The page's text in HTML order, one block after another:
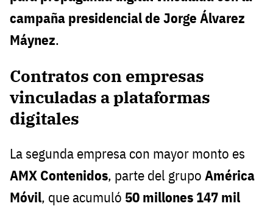
campaña presidencial de Jorge Álvarez
Máynez.
Contratos con empresas
vinculadas a plataformas
digitales
La segunda empresa con mayor monto es
AMX Contenidos, parte del grupo América
Móvil, que acumuló 50 millones 147 mil